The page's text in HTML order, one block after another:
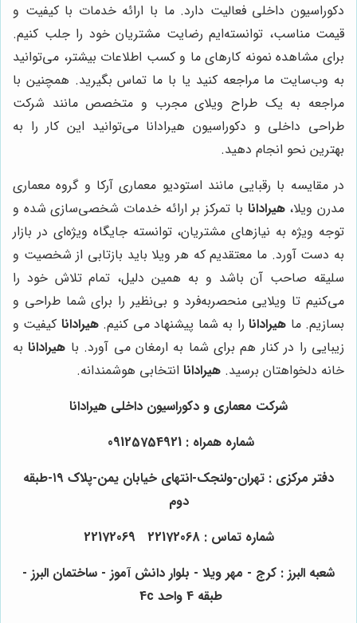
دکوراسیون داخلی فعالیت دارد. ما با ارائه خدمات با کیفیت و
قیمت مناسب، توانسته‌ایم رضایت مشتریان خود را جلب کنیم.
برای مشاهده نمونه کارهای ما و کسب اطلاعات بیشتر، می‌توانید
به وب‌سایت ما مراجعه کنید یا با ما تماس بگیرید. همچنین با
مراجعه به یک طراح ویلای مجرب و متخصص مانند شرکت
طراحی داخلی و دکوراسیون هیرادانا می‌توانید این کار را به
بهترین نحو انجام دهید.
در مقایسه با رقبایی مانند استودیو معماری آرکا و گروه معماری
مدرن ویلا،هیرادانا با تمرکز بر ارائه خدمات شخصی‌سازی شده و
توجه ویژه به نیازهای مشتریان، توانسته جایگاه ویژه‌ای در بازار
به دست آورد. ما معتقدیم که هر ویلا باید بازتابی از شخصیت و
سلیقه صاحب آن باشد و به همین دلیل، تمام تلاش خود را
می‌کنیم تا ویلایی منحصربه‌فرد و بی‌نظیر را برای شما طراحی و
بسازیم. ما هیرادانارا به شما پیشنهاد می کنیم.هیرادانا کیفیت و
زیبایی را در کنار هم برای شما به ارمغان می آورد. با هیرادانابه
خانه دلخواهتان برسید. هیرادانا انتخابی هوشمندانه.
شرکت معماری و دکوراسیون داخلی هیرادانا
شماره همراه : 09125754921
دفتر مرکزی : تهران-ولنجک-انتهای خیابان یمن-پلاک ۱۹-طبقه
دوم
شماره تماس : 22172068 22172069
شعبه البرز : کرج - مهر ویلا - بلوار دانش آموز - ساختمان البرز -
طبقه 4 واحد 4c